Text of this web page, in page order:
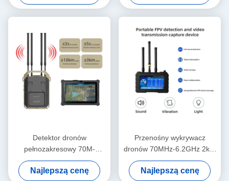
dotykowym do
monitorowania i kontroli
Detektor dronów
pełnozakresowy 70M-
6,2GHz, pozycjonowanie i
śledzenie do 10 km,
Najlepszą cenę
Przenośny wykrywacz
dronów 70MHz-6.2GHz 2km
pełna częstotliwość FPV
Sygnał wideo
Najlepszą cenę